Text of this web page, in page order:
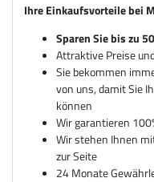
Ihre Einkaufsvorteile bei
Sparen Sie bis zu
Attraktive Preise
Sie bekommen
von uns, damit Sie
können
Wir garantieren
Wir stehen Ihnen
zur Seite
24 Monate